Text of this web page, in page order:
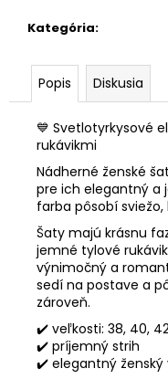
Kategória:
Popis Diskusia
💙 Svetlotyrkysové
rukávikmi
Nádherné ženské
pre ich elegantný a
farba pôsobí
Šaty majú krásnu
jemné tylové
výnimočný a
sedí na postave a
zároveň.
✔️ veľkosti: 38, 40,
✔️ príjemný strih
✔️ elegantný ženský